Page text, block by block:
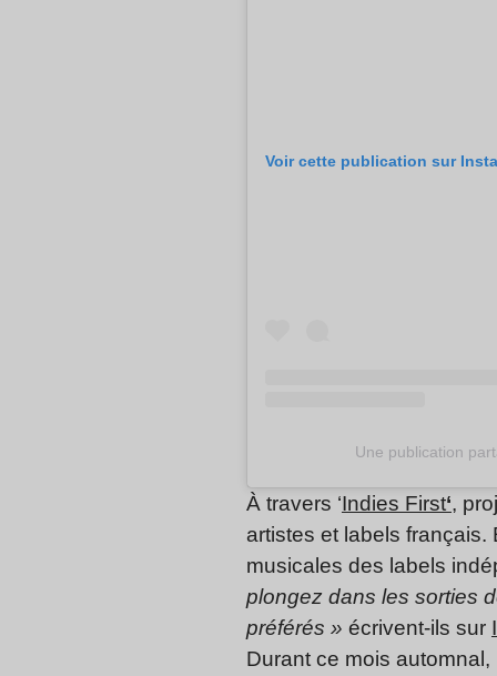
Voir cette publication sur
Une publication
À travers ‘Indies First‘,
artistes et labels
musicales des labels
plongez dans les sorties
préférés » écrivent-ils sur
Durant ce mois automnal,